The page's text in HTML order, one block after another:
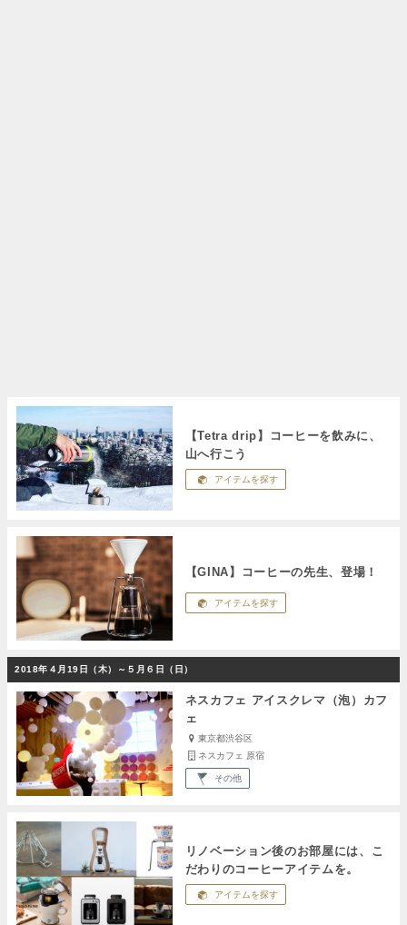
【Tetra drip】コーヒーを飲みに、
山へ行こう
アイテムを探す
【GINA】コーヒーの先生、登場！
アイテムを探す
2018年４⽉19⽇（⽊）～５⽉６⽇（⽇）
ネスカフェ アイスクレマ（泡）カフ
ェ
東京都渋谷区
ネスカフェ 原宿
その他
リノベーション後のお部屋には、こ
だわりのコーヒーアイテムを。
アイテムを探す